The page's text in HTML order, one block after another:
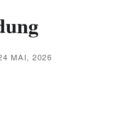
MAI, 2026